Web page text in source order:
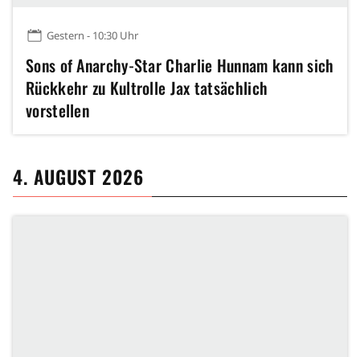
Gestern - 10:30 Uhr
Sons of Anarchy-Star Charlie Hunnam kann sich
Rückkehr zu Kultrolle Jax tatsächlich
vorstellen
4. AUGUST 2026